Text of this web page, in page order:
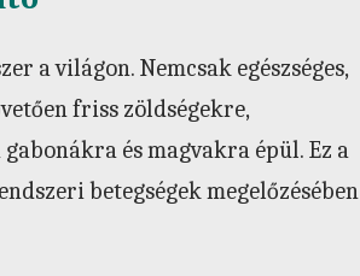
a világon. Nemcsak egészséges,
friss zöldségekre,
és magvakra épül. Ez a
betegségek megelőzésében